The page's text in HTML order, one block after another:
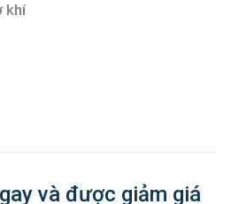
khí
và được giảm giá